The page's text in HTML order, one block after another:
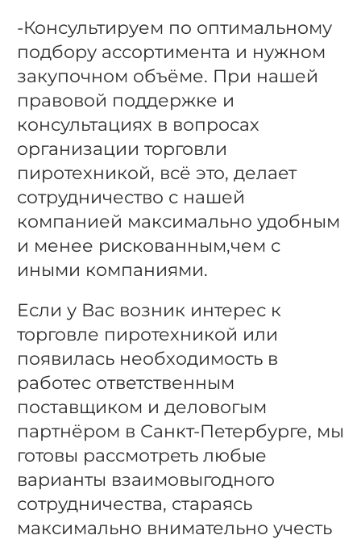
-Консультируем по оптимальному
подбору ассортимента и нужном
закупочном объёме. При нашей
правовой поддержке и
консультациях в вопросах
организации торговли
пиротехникой, всё это, делает
сотрудничество с нашей
компанией максимально удобным
и менее рискованным,чем с
иными компаниями.
Если у Вас возник интерес к
торговле пиротехникой или
появилась необходимость в
работес ответственным
поставщиком и деловогым
партнёром в Санкт-Петербурге, мы
готовы рассмотреть любые
варианты взаимовыгодного
сотрудничества, стараясь
максимально внимательно учесть